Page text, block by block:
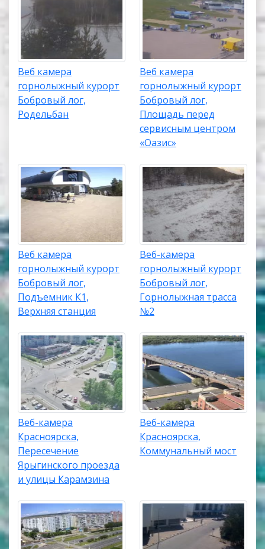
Веб камера
горнолыжный курорт
Бобровый лог,
Родельбан
Веб камера
горнолыжный курорт
Бобровый лог,
Площадь перед
сервисным центром
«Оазис»
Веб камера
горнолыжный курорт
Бобровый лог,
Подъемник К1,
Верхняя станция
Веб-камера
горнолыжный курорт
Бобровый лог,
Горнолыжная трасса
№2
Веб-камера
Красноярска,
Пересечение
Ярыгинского проезда
и улицы Карамзина
Веб-камера
Красноярска,
Коммунальный мост